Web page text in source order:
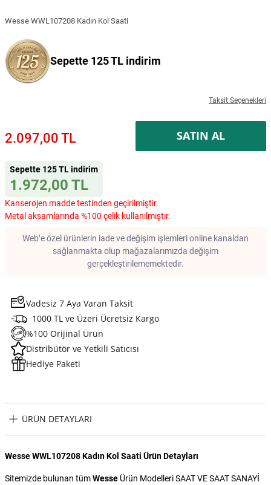
Wesse WWL107208 Kadın Kol Saati
Sepette 125 TL indirim
Taksit Seçenekleri
2.097,00 TL SATIN AL
Sepette 125 TL indirim
1.972,00 TL
Kanserojen madde testinden geçirilmiştir.
Metal aksamlarında %100 çelik kullanılmıştır.
Web’e özel ürünlerin iade ve değişim işlemleri online kanaldan
sağlanmakta olup mağazalarımızda değişim
gerçekleştirilememektedir.
Vadesiz 7 Aya Varan Taksit
1000 TL ve Üzeri Ücretsiz Kargo
%100 Orijinal Ürün
Distribütör ve Yetkili Satıcısı
Hediye Paketi
ÜRÜN DETAYLARI
Wesse WWL107208 Kadın Kol Saati Ürün Detayları
Sitemizde bulunan tümWesse Ürün Modelleri SAAT VE SAAT SANAYİ